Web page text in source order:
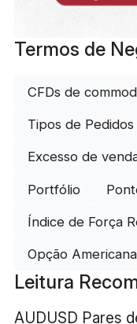
Termos de
CFDs de
Tipos de Pedidos
Excesso de
Portfólio
Índice de Força
Opção Americana
Leitura
AUDUSD Pares